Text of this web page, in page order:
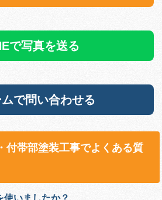
で写真を送る
で問い合わせる
付帯部塗装工事でよくある質